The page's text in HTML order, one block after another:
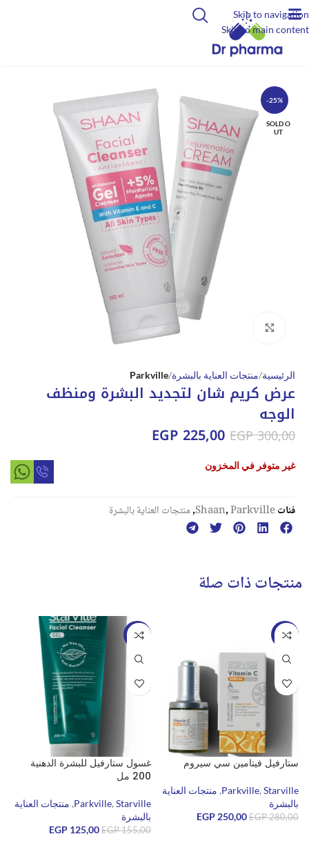
Skip to navigation
Skip to main content
-25%
SOLD O
UT
الرئيسية منتجات العناية بالبشرة Parkville
عرض كريم شان لتجديد البشرة ومنظف
الوجه
EGP300,00
EGP225,00
غير متوفر في المخزون
فئات Shaan,Parkville
,منتجات العناية بالبشرة
منتجات ذات صلة
-11%
ستارفيل فيتامين سي سيروم
Parkville,Starville
, منتجات العناية
بالبشرة
EGP280,00
EGP250,00
-19%
غسول ستارفيل للبشرة الدهنية
200 مل
Parkville,Starville
, منتجات العناية
بالبشرة
EGP155,00
EGP 125,00